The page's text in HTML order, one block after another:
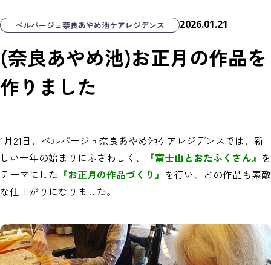
ベルパージュ奈良あやめ池ケアレジデンス 2026.01.21
(奈良あやめ池)お正月の作品を
作りました
1月21日、ベルパージュ奈良あやめ池ケアレジデンスでは、新
しい一年の始まりにふさわしく、
『富士山とおたふくさん』 を
テーマにした 『お正月の作品づくり』 を行い、どの作品も素敵
な仕上がりになりました。